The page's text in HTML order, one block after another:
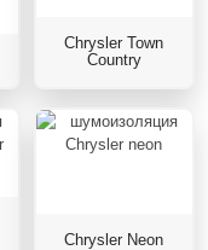
Chrysler Town
Country
Chrysler Neon